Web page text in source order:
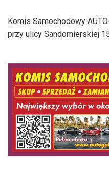
Komis Samochodowy
przy ulicy Sandomierskiej